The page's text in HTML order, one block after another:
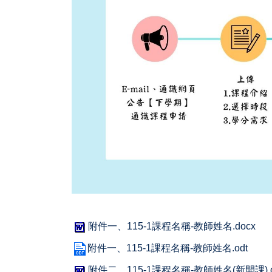
附件一、115-1課程名稱-教師姓名.docx
附件一、115-1課程名稱-教師姓名.odt
附件二、115-1課程名稱-教師姓名(新開課